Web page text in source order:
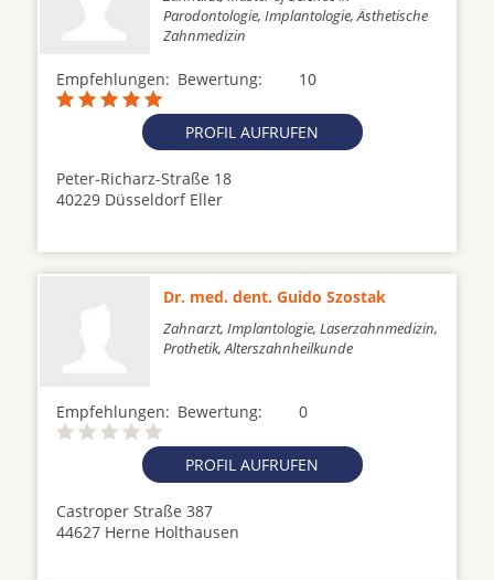
Parodontologie, Implantologie, Ästhetische
Zahnmedizin
Empfehlungen: 10
Bewertung:
PROFIL AUFRUFEN
Peter-Richarz-Straße 18
40229 Düsseldorf Eller
Dr. med. dent. Guido Szostak
Zahnarzt, Implantologie, Laserzahnmedizin,
Prothetik, Alterszahnheilkunde
Empfehlungen: 0
Bewertung:
PROFIL AUFRUFEN
Castroper Straße 387
44627 Herne Holthausen